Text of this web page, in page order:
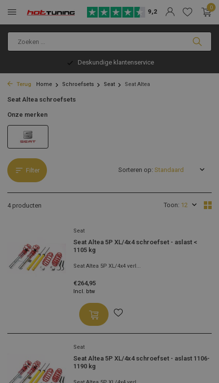
9,2
0
Deskundige klantenservice
Terug Home Schroefsets Seat Seat Altea
Seat Altea schroefsets
Onze merken
Filter
4 producten Toon:
Sorteren op:
Seat
Seat Altea 5P XL/4x4 schroefset - aslast <
1105 kg
Seat Altea 5P XL/4x4 verl...
€264,95
Incl. btw
Seat
Seat Altea 5P XL/4x4 schroefset - aslast 1106-
1190 kg